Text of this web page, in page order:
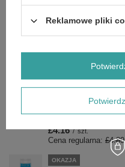
Napinająca 1szt
Bielenda Zielona
Cery Mieszanej 200ml
£4.16 / szt.
Cena regularna: £4.89
OKAZJA
Reklamowe pliki